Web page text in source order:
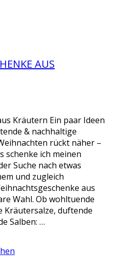
AUS
Kräutern Ein paar Ideen
& nachhaltige
rückt näher –
schenke ich meinen
Suche nach etwas
und zugleich
aus
Wahl. Ob wohltuende
Kräutersalze, duftende
Salben: …